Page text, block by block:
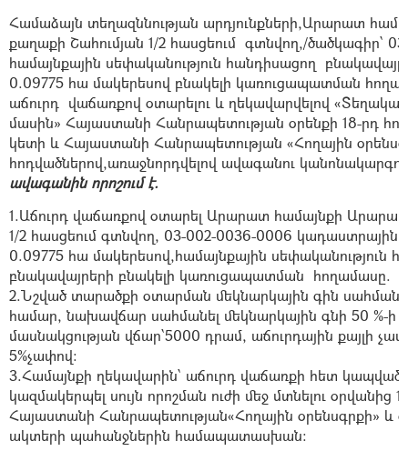
Համաձայն տեղազննության արդյունքների,Արարատ
քաղաքի Շահումյան 1/2 հասցեում գտնվող,/ծածկագիր՝
համայնքային սեփականություն հանդիսացող
0.09775 հա մակերեսով բնակելի կառուցապատման
աճուրդ վաճառքով օտարելու և ղեկավարվելով
մասին» Հայաստանի Հանրապետության օրենքի 18-րդ
կետի և Հայաստանի Հանրապետության «Հողային
հոդվածներով,առաջնորդվելով ավագանու
ավագանին որոշում է.
1.Աճուրդ վաճառքով օտարել Արարատ համայնքի
1/2 հասցեում գտնվող, 03-002-0036-0006 կադաստրային
0.09775 հա մակերեսով,համայնքային սեփականություն
բնակավայրերի բնակելի կառուցապատման հողամասը.
2.Նշված տարածքի օտարման մեկնարկային գին
համար, նախավճար սահմանել մեկնարկային գնի 50 %-ի
մասնակցության վճար՝5000 դրամ, աճուրդային քայլի
5%չափով:
3.Համայնքի ղեկավարին՝ աճուրդ վաճառքի հետ
կազմակերպել սույն որոշման ուժի մեջ մտնելու օրվանից
Հայաստանի Հանրապետության«Հողային օրենսգրքի» և
ակտերի պահանջներին համապատասխան: